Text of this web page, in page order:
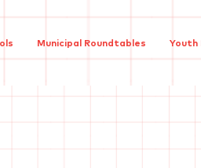
Municipal Roundtables Youth